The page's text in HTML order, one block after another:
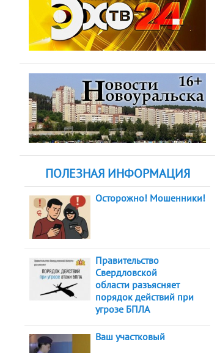
ПОЛЕЗНАЯ ИНФОРМАЦИЯ
Осторожно! Мошенники!
Правительство
Свердловской
области разъясняет
порядок действий при
угрозе БПЛА
Ваш участковый